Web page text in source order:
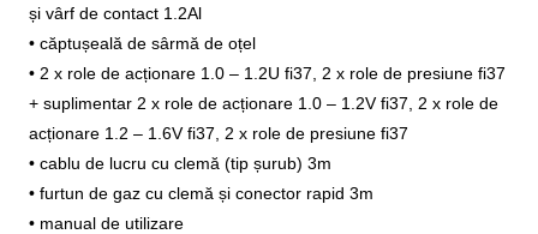
și vârf de contact 1.2Al
• căptușeală de sârmă de oțel
• 2 x role de acționare 1.0 – 1.2U fi37, 2 x role de presiune fi37
+ suplimentar 2 x role de acționare 1.0 – 1.2V fi37, 2 x role de
acționare 1.2 – 1.6V fi37, 2 x role de presiune fi37
• cablu de lucru cu clemă (tip șurub) 3m
• furtun de gaz cu clemă și conector rapid 3m
• manual de utilizare